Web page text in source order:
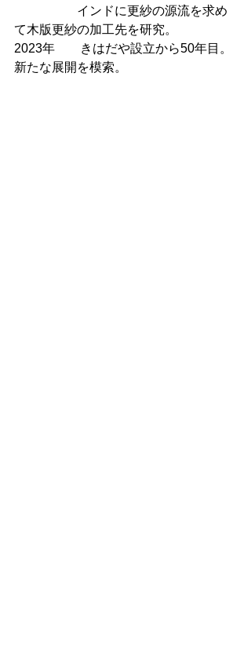
て木版更紗の加工先を研究。
2023年　　きはだや設立から50年目。
新たな展開を模索。